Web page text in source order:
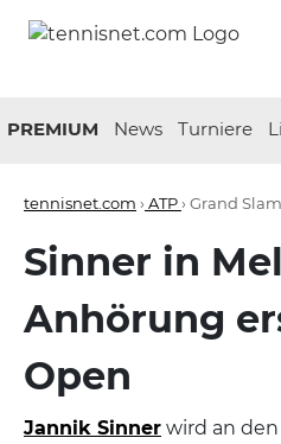
PREMIUM News Turniere
tennisnet.com › ATP› Grand Slam
Sinner in
Anhörung
Open
Jannik Sinner wird an